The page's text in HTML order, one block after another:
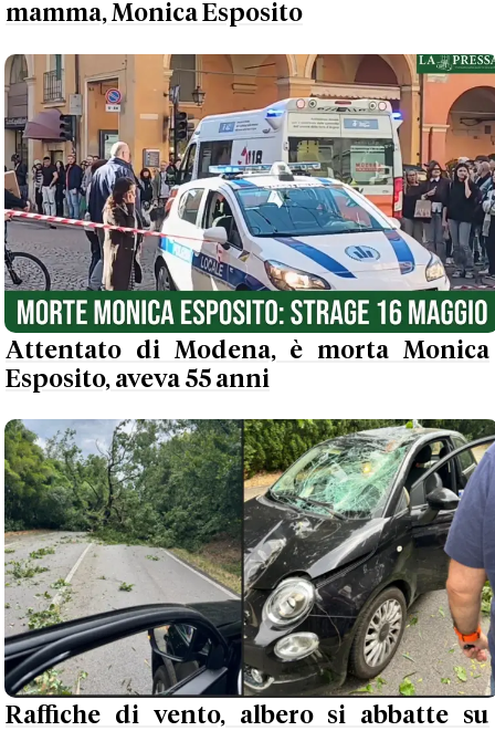
mamma, Monica Esposito
Attentato di Modena, è morta Monica
Esposito, aveva 55 anni
Raffiche di vento, albero si abbatte su